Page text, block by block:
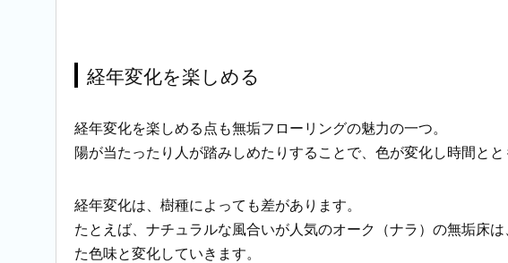
経年変化を楽しめる
経年変化を楽しめる点も無垢フローリングの魅力の一つ。
陽が当たったり人が踏みしめたりすることで、色が変化し時間と
経年変化は、樹種によっても差があります。
たとえば、ナチュラルな風合いが人気のオーク（ナラ）の無垢床
た色味と変化していきます。